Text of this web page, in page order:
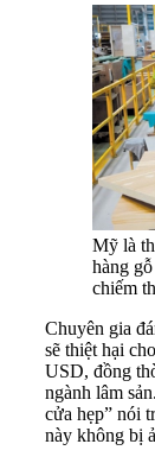
Mỹ là
hàng
chiếm
Chuyên gia
sẽ thiệt hại
USD, đồng
ngành lâm
cửa hẹp” nói
này không bị